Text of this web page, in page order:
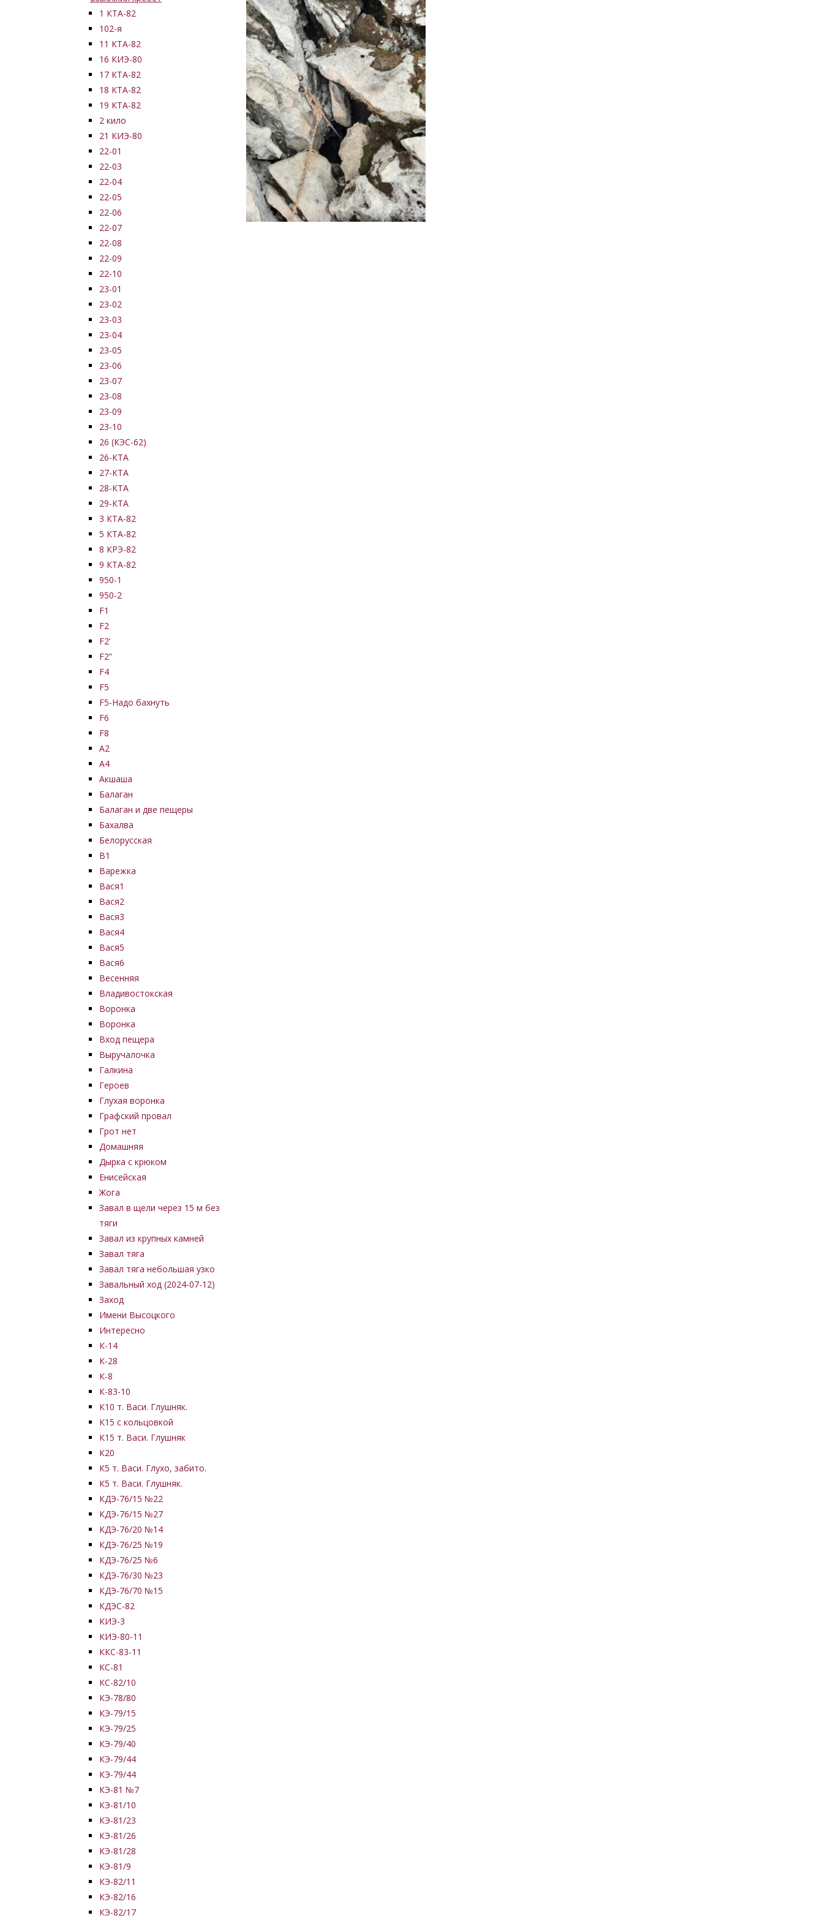
1 КТА-82
102-я
11 КТА-82
16 КИЭ-80
17 КТА-82
18 КТА-82
19 КТА-82
2 кило
21 КИЭ-80
22-01
22-03
22-04
22-05
22-06
22-07
22-08
22-09
22-10
23-01
23-02
23-03
23-04
23-05
23-06
23-07
23-08
23-09
23-10
26 (КЭС-62)
26-КТА
27-КТА
28-КТА
29-КТА
3 КТА-82
5 КТА-82
8 КРЭ-82
9 КТА-82
950-1
950-2
F1
F2
F2’
F2”
F4
F5
F5-Надо бахнуть
F6
F8
А2
А4
Акшаша
Балаган
Балаган и две пещеры
Бахалва
Белорусская
В1
Варежка
Вася1
Вася2
Вася3
Вася4
Вася5
Вася6
Весенняя
Владивостокская
Воронка
Воронка
Вход пещера
Выручалочка
Галкина
Героев
Глухая воронка
Графский провал
Грот нет
Домашняя
Дырка с крюком
Енисейская
Жога
Завал в щели через 15 м без
тяги
Завал из крупных камней
Завал тяга
Завал тяга небольшая узко
Завальный ход (2024-07-12)
Заход
Имени Высоцкого
Интересно
К-14
К-28
К-8
К-83-10
К10 т. Васи. Глушняк.
К15 с кольцовкой
К15 т. Васи. Глушняк
К20
К5 т. Васи. Глухо, забито.
К5 т. Васи. Глушняк.
КДЭ-76/15 №22
КДЭ-76/15 №27
КДЭ-76/20 №14
КДЭ-76/25 №19
КДЭ-76/25 №6
КДЭ-76/30 №23
КДЭ-76/70 №15
КДЭС-82
КИЭ-3
КИЭ-80-11
ККС-83-11
КС-81
КС-82/10
КЭ-78/80
КЭ-79/15
КЭ-79/25
КЭ-79/40
КЭ-79/44
КЭ-79/44
КЭ-81 №7
КЭ-81/10
КЭ-81/23
КЭ-81/26
КЭ-81/28
КЭ-81/9
КЭ-82/11
КЭ-82/16
КЭ-82/17